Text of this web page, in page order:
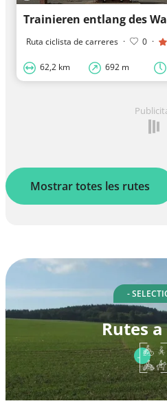
Trainieren entlang des
Ruta ciclista de carreres · 0 ·
62,2 km 692 m
Mostrar totes les rutes
-
Rutes